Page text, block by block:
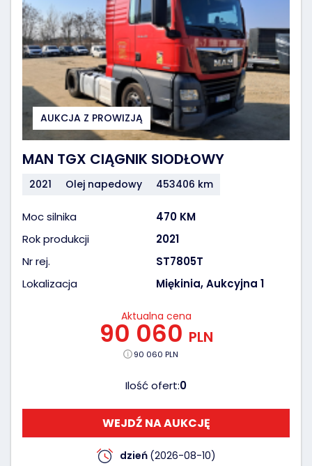
AUKCJA Z PROWIZJĄ
MAN TGX CIĄGNIK SIODŁOWY
2021 Olej napedowy 453406 km
Moc silnika
470 KM
Rok produkcji
2021
Nr rej.
ST7805T
Lokalizacja
Miękinia, Aukcyjna 1
Aktualna cena
90 060 PLN
90 060 PLN
Ilość ofert:0
WEJDŹ NA AUKCJĘ
dzień (2026-08-10)